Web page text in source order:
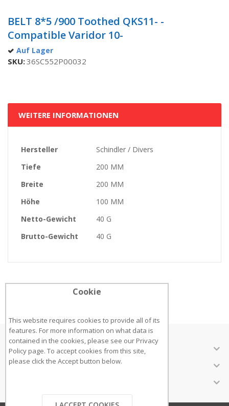
Anfang
Bildgalerie
springen
BELT 8*5 /900 Toothed QKS11- -
Compatible Varidor 10-
Auf Lager
SKU 36SC552P00032
WEITERE INFORMATIONEN
Weitere
Hersteller
Schindler / Divers
Tiefe
200 MM
Breite
200 MM
Höhe
100 MM
Netto-Gewicht
40 G
Brutto-Gewicht
40 G
ÜBER UNS
KUNDENSERVICE
Cookie
This website requires cookies to provide all of its
features. For more information on what data is
contained in the cookies, please see our Privacy
Policy page. To accept cookies from this site,
please click the Accept button below.